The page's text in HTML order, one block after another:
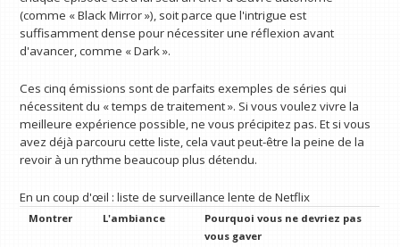
(comme « Black Mirror »), soit parce que l'intrigue est
suffisamment dense pour nécessiter une réflexion avant
d'avancer, comme « Dark ».
Ces cinq émissions sont de parfaits exemples de séries qui
nécessitent du « temps de traitement ». Si vous voulez vivre la
meilleure expérience possible, ne vous précipitez pas. Et si vous
avez déjà parcouru cette liste, cela vaut peut-être la peine de la
revoir à un rythme beaucoup plus détendu.
En un coup d'œil : liste de surveillance lente de Netflix
Montrer L'ambiance
Pourquoi vous ne devriez pas
vous gaver